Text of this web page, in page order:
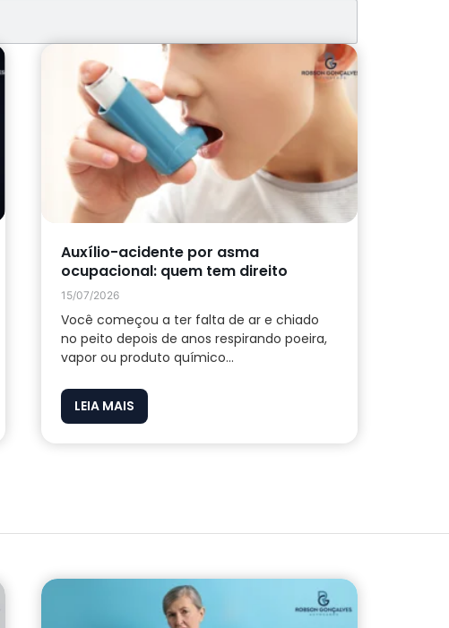
Auxílio-acidente por asma
ocupacional: quem tem direito
15/07/2026
Você começou a ter falta de ar e chiado
no peito depois de anos respirando poeira,
vapor ou produto químico...
LEIA MAIS